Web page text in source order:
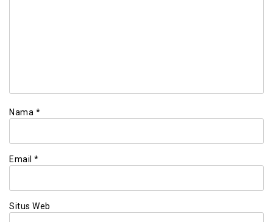
Nama *
Email *
Situs Web